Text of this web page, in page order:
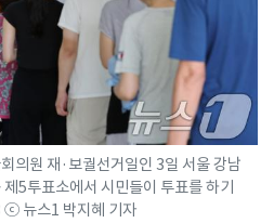
의원 재·보궐선거일인 3일 서울 강남
5투표소에서 시민들이 투표를 하기
ⓒ 뉴스1 박지혜 기자